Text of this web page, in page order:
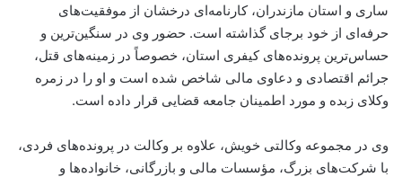
ساری و استان مازندران، کارنامه‌ای درخشان از موفقیت‌های
حرفه‌ای از خود برجای گذاشته است. حضور وی در سنگین‌ترین و
حساس‌ترین پرونده‌های کیفری استان، خصوصاً در زمینه‌های قتل،
جرائم اقتصادی و دعاوی مالی شاخص شده است و او را در زمره
وکلای زبده و مورد اطمینان جامعه قضایی قرار داده است.
وی در مجموعه وکالتی خویش، علاوه بر وکالت در پرونده‌های فردی،
با شرکت‌های بزرگ، مؤسسات مالی و بازرگانی، خانواده‌ها و